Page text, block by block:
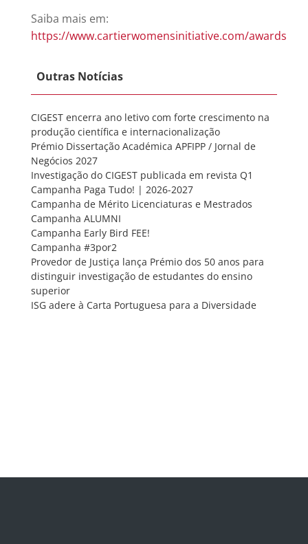
Saiba mais em:
https://www.cartierwomensinitiative.com/awards
Outras Notícias
CIGEST encerra ano letivo com forte crescimento na
produção científica e internacionalização
Prémio Dissertação Académica APFIPP / Jornal de
Negócios 2027
Investigação do CIGEST publicada em revista Q1
Campanha Paga Tudo! | 2026-2027
Campanha de Mérito Licenciaturas e Mestrados
Campanha ALUMNI
Campanha Early Bird FEE!
Campanha #3por2
Provedor de Justiça lança Prémio dos 50 anos para
distinguir investigação de estudantes do ensino
superior
ISG adere à Carta Portuguesa para a Diversidade